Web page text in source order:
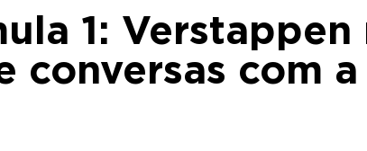
1:
conversas com